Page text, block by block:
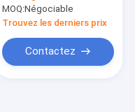
générateur
MOQ:Négociable
Trouvez les derniers prix
Contactez